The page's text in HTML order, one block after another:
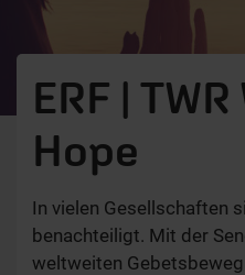
MITMACHEN
ERF |
Hope
In vielen Gesellschaften
benachteiligt. Mit der
weltweiten